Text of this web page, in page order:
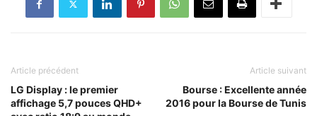
Article précédent
LG Display : le premier
affichage 5,7 pouces QHD+
Article suivant
Bourse : Excellente année
2016 pour la Bourse de Tunis